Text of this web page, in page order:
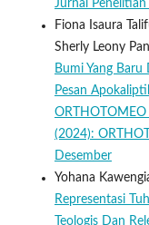
Jurnal
Fiona Isaura
Sherly Leony
Bumi Yang
Pesan
(2024):
Desember
Yohana
Representasi
Teologis Dan